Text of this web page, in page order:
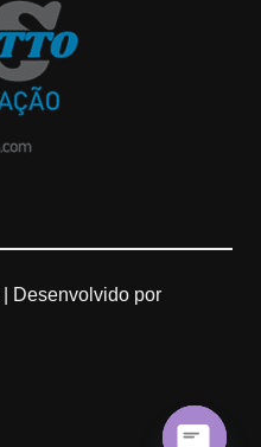
Desenvolvido por